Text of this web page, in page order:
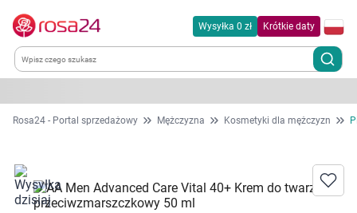
Wysyłka 0 zł Krótkie daty
Kategorie
Dla zwierząt
Rosa24 - Portal sprzedażowy Mężczyzna Kosmetyki dla mężczyzn